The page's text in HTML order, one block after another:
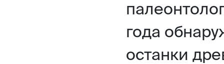
года
останки